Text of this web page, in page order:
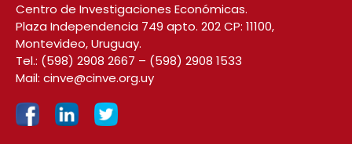
Centro de Investigaciones Económicas.
Plaza Independencia 749 apto. 202 CP: 11100,
Montevideo, Uruguay.
Tel.: (598) 2908 2667 – (598) 2908 1533
Mail: cinve@cinve.org.uy